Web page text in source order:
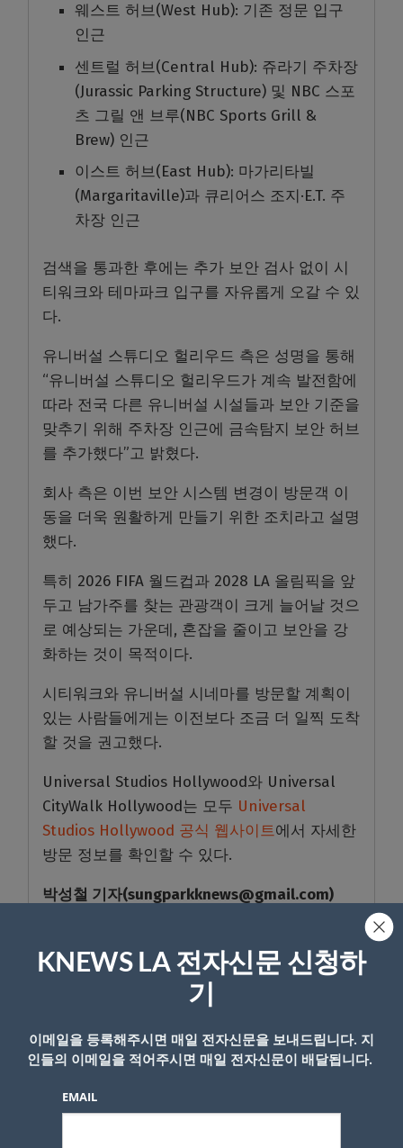
웨스트 허브(West Hub): 기존 정문 입구
인근
센트럴 허브(Central Hub): 쥬라기 주차장
(Jurassic Parking Structure) 및 NBC 스포
츠 그릴 앤 브루(NBC Sports Grill &
Brew) 인근
이스트 허브(East Hub): 마가리타빌
(Margaritaville)과 큐리어스 조지·E.T. 주
차장 인근
검색을 통과한 후에는 추가 보안 검사 없이 시
티워크와 테마파크 입구를 자유롭게 오갈 수 있
다.
유니버설 스튜디오 헐리우드 측은 성명을 통해
“유니버설 스튜디오 헐리우드가 계속 발전함에
따라 전국 다른 유니버설 시설들과 보안 기준을
맞추기 위해 주차장 인근에 금속탐지 보안 허브
를 추가했다”고 밝혔다.
회사 측은 이번 보안 시스템 변경이 방문객 이
동을 더욱 원활하게 만들기 위한 조치라고 설명
했다.
특히 2026 FIFA 월드컵과 2028 LA 올림픽을 앞
두고 남가주를 찾는 관광객이 크게 늘어날 것으
로 예상되는 가운데, 혼잡을 줄이고 보안을 강
화하는 것이 목적이다.
시티워크와 유니버설 시네마를 방문할 계획이
있는 사람들에게는 이전보다 조금 더 일찍 도착
할 것을 권고했다.
Universal Studios Hollywood와 Universal
CityWalk Hollywood는 모두 Universal
Studios Hollywood 공식 웹사이트에서 자세한
방문 정보를 확인할 수 있다.
박성철 기자(sungparkknews@gmail.com)
- Copyright © KNEWSLA.COM, 무단 전재 및 재배포 금지
답글 남기기
KNEWS LA 전자신문 신청하
기
이메일을 등록해주시면 매일 전자신문을 보내드립니다. 지
인들의 이메일을 적어주시면 매일 전자신문이 배달됩니다.
EMAIL